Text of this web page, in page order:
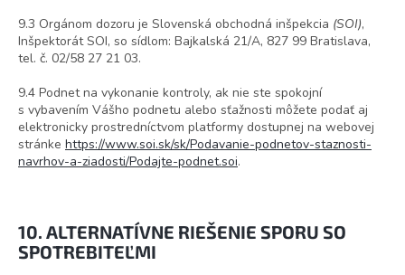
9.3 Orgánom dozoru je Slovenská obchodná inšpekcia (SOI),
Inšpektorát SOI, so sídlom: Bajkalská 21/A, 827 99 Bratislava,
tel. č. 02/58 27 21 03.
9.4 Podnet na vykonanie kontroly, ak nie ste spokojní
s vybavením Vášho podnetu alebo sťažnosti môžete podať aj
elektronicky prostredníctvom platformy dostupnej na webovej
stránke https://www.soi.sk/sk/Podavanie-podnetov-staznosti-
navrhov-a-ziadosti/Podajte-podnet.soi.
10. ALTERNATÍVNE RIEŠENIE SPORU SO
SPOTREBITEĽMI